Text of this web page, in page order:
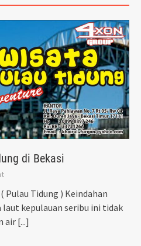
di Bekasi
( Pulau Tidung ) Keindahan
laut kepulauan seribu ini tidak
air [...]